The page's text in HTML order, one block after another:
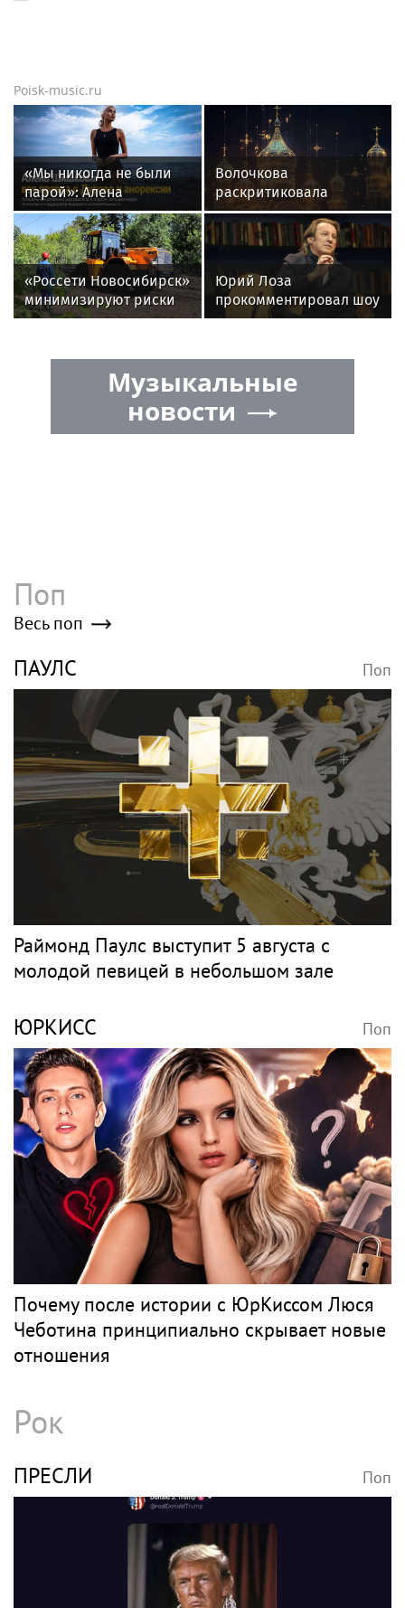
Poisk-music.ru
«Мы никогда не были
парой»: Алена
Шишкова — о Павле
Дурове, борьбе с
анорексией и помощи
Тимати
Волочкова
раскритиковала
концерт Билана в
Москве за плохую
организацию
«Россети Новосибирск»
минимизируют риски
повреждений ЛЭП за
расчистки просек
Юрий Лоза
прокомментировал шоу
Димы Билана словами
Музыкальные
новости
Поп
Весь поп
ПАУЛС Поп
Раймонд Паулс выступит 5 августа с
молодой певицей в небольшом зале
ЮРКИСС Поп
Почему после истории с ЮрКиссом Люся
Чеботина принципиально скрывает новые
отношения
Рок
ПРЕСЛИ Поп